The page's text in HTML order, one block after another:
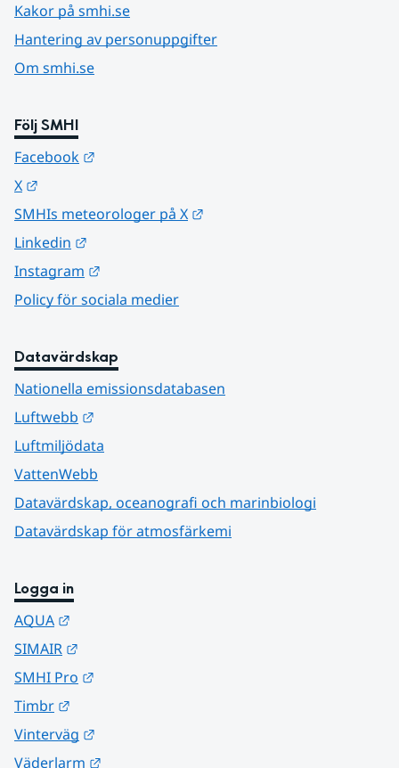
Kakor på smhi.se
Hantering av personuppgifter
Om smhi.se
Följ SMHI
Facebook
X
SMHIs meteorologer på X
Linkedin
Instagram
Policy för sociala medier
Datavärdskap
Nationella emissionsdatabasen
Luftwebb
Luftmiljödata
VattenWebb
Datavärdskap, oceanografi och marinbiologi
Datavärdskap för atmosfärkemi
Logga in
AQUA
SIMAIR
SMHI Pro
Timbr
Vinterväg
Väderlarm